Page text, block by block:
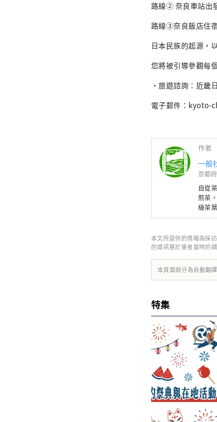
路線② 奈良車站出
路線③奈良飯店住
日本民族的起源，
您將被引導參觀每
・旅遊諮詢：近畿
電子郵件：kyoto-
作者
一般
京都府
自從
煎茶
級茶
一保
本文所提供的情報為採
的資訊基於筆者當時的
本頁面部分為自動翻
特集